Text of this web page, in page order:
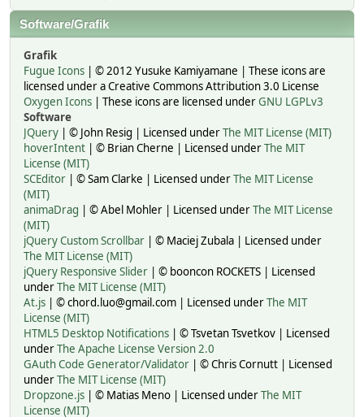
Software/Grafik
Grafik
Fugue Icons | © 2012 Yusuke Kamiyamane | These icons are
licensed under a Creative Commons Attribution 3.0 License
Oxygen Icons | These icons are licensed underGNU LGPLv3
Software
JQuery | © John Resig | Licensed underThe MIT License (MIT)
hoverIntent | © Brian Cherne | Licensed underThe MIT
License (MIT)
SCEditor | © Sam Clarke | Licensed underThe MIT License
(MIT)
animaDrag | © Abel Mohler | Licensed underThe MIT License
(MIT)
jQuery Custom Scrollbar | © Maciej Zubala | Licensed under
The MIT License (MIT)
jQuery Responsive Slider | © booncon ROCKETS | Licensed
underThe MIT License (MIT)
At.js | © chord.luo@gmail.com | Licensed underThe MIT
License (MIT)
HTML5 Desktop Notifications | © Tsvetan Tsvetkov | Licensed
underThe Apache License Version 2.0
GAuth Code Generator/Validator | © Chris Cornutt | Licensed
underThe MIT License (MIT)
Dropzone.js | © Matias Meno | Licensed underThe MIT
License (MIT)